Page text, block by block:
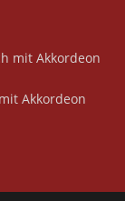
Akkordeon